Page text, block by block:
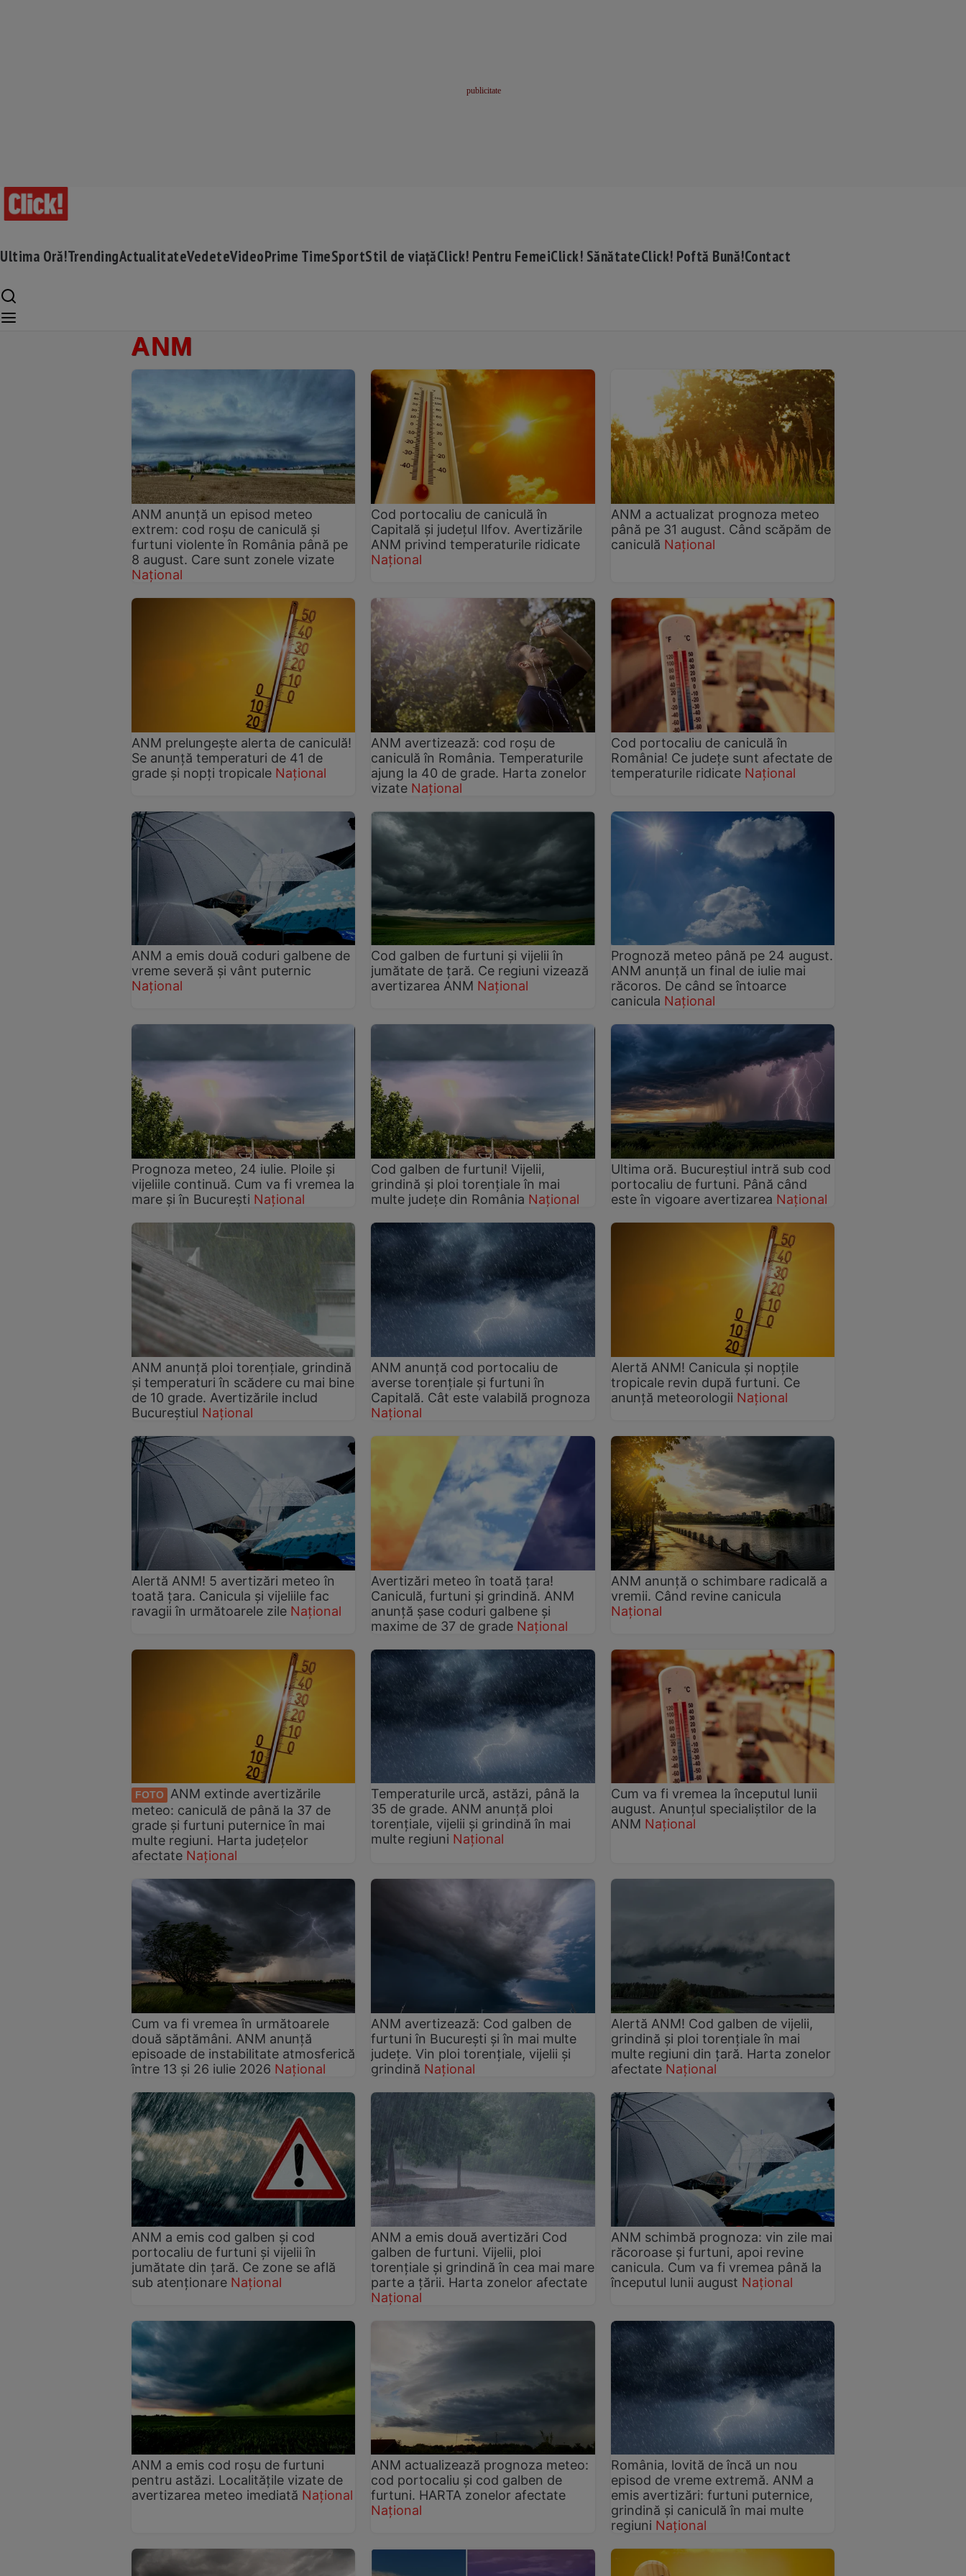
Ultima Oră!TrendingActualitateVedeteVideoPrime TimeSportStil de viațăClick! Pentru FemeiClick! SănătateClick! Poftă Bună!Contact
ANM
ANM anunță un episod meteo
extrem: cod roșu de caniculă și
furtuni violente în România până pe
8 august. Care sunt zonele vizate
Național
Cod portocaliu de caniculă în
Capitală și județul Ilfov. Avertizările
ANM privind temperaturile ridicate
Național
ANM a actualizat prognoza meteo
până pe 31 august. Când scăpăm de
caniculă Național
ANM prelungește alerta de caniculă!
Se anunță temperaturi de 41 de
grade și nopți tropicale Național
ANM avertizează: cod roșu de
caniculă în România. Temperaturile
ajung la 40 de grade. Harta zonelor
vizate Național
Cod portocaliu de caniculă în
România! Ce județe sunt afectate de
temperaturile ridicate Național
ANM a emis două coduri galbene de
vreme severă și vânt puternic
Național
Cod galben de furtuni și vijelii în
jumătate de țară. Ce regiuni vizează
avertizarea ANM Național
Prognoză meteo până pe 24 august.
ANM anunță un final de iulie mai
răcoros. De când se întoarce
canicula Național
Prognoza meteo, 24 iulie. Ploile și
vijeliile continuă. Cum va fi vremea la
mare și în București Național
Cod galben de furtuni! Vijelii,
grindină și ploi torențiale în mai
multe județe din România Național
Ultima oră. Bucureștiul intră sub cod
portocaliu de furtuni. Până când
este în vigoare avertizarea Național
ANM anunță ploi torențiale, grindină
și temperaturi în scădere cu mai bine
de 10 grade. Avertizările includ
Bucureștiul Național
ANM anunță cod portocaliu de
averse torențiale și furtuni în
Capitală. Cât este valabilă prognoza
Național
Alertă ANM! Canicula și nopțile
tropicale revin după furtuni. Ce
anunță meteorologii Național
Alertă ANM! 5 avertizări meteo în
toată țara. Canicula și vijeliile fac
ravagii în următoarele zile Național
Avertizări meteo în toată țara!
Caniculă, furtuni și grindină. ANM
anunță șase coduri galbene și
maxime de 37 de grade Național
ANM anunță o schimbare radicală a
vremii. Când revine canicula
Național
FOTO
ANM extinde avertizările
meteo: caniculă de până la 37 de
grade și furtuni puternice în mai
multe regiuni. Harta județelor
afectate Național
Temperaturile urcă, astăzi, până la
35 de grade. ANM anunță ploi
torențiale, vijelii și grindină în mai
multe regiuni Național
Cum va fi vremea la începutul lunii
august. Anunțul specialiștilor de la
ANM Național
Cum va fi vremea în următoarele
două săptămâni. ANM anunță
episoade de instabilitate atmosferică
între 13 și 26 iulie 2026 Național
ANM avertizează: Cod galben de
furtuni în București și în mai multe
județe. Vin ploi torențiale, vijelii și
grindină Național
Alertă ANM! Cod galben de vijelii,
grindină și ploi torențiale în mai
multe regiuni din țară. Harta zonelor
afectate Național
ANM a emis cod galben și cod
portocaliu de furtuni și vijelii în
jumătate din țară. Ce zone se află
sub atenționare Național
ANM a emis două avertizări Cod
galben de furtuni. Vijelii, ploi
torențiale și grindină în cea mai mare
parte a țării. Harta zonelor afectate
Național
ANM schimbă prognoza: vin zile mai
răcoroase și furtuni, apoi revine
canicula. Cum va fi vremea până la
începutul lunii august Național
ANM a emis cod roșu de furtuni
pentru astăzi. Localitățile vizate de
avertizarea meteo imediată Național
ANM actualizează prognoza meteo:
cod portocaliu și cod galben de
furtuni. HARTA zonelor afectate
Național
România, lovită de încă un nou
episod de vreme extremă. ANM a
emis avertizări: furtuni puternice,
grindină și caniculă în mai multe
regiuni Național